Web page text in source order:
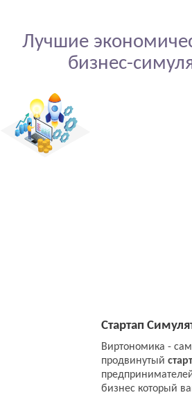
Лучшие
бизнес-
Стартап
Виртономика -
продвинутый
бизнес который